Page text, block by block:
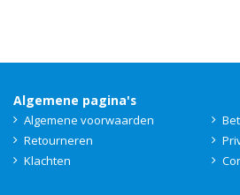
Algemene pagina's
Algemene voorwaarden
Retourneren
Klachten